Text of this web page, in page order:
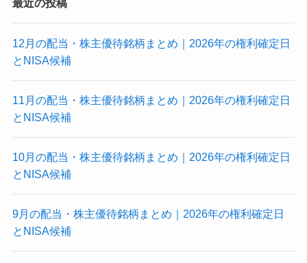
最近の投稿
12月の配当・株主優待銘柄まとめ｜2026年の権利確定日
とNISA候補
11月の配当・株主優待銘柄まとめ｜2026年の権利確定日
とNISA候補
10月の配当・株主優待銘柄まとめ｜2026年の権利確定日
とNISA候補
9月の配当・株主優待銘柄まとめ｜2026年の権利確定日
とNISA候補